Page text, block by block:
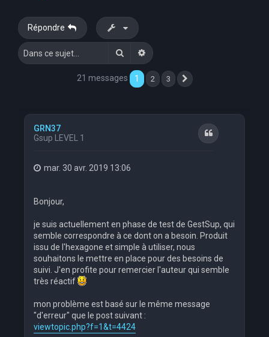
Répondre
RechercherRecherche avancée
21 messages 1 2 3
GRN37
Gsup LEVEL 1
Citation
mar. 30 avr. 2019 13:06
Bonjour,
je suis actuellement en phase de test de GestSup, qui
semble correspondre à ce dont on a besoin. Produit
issu de l'hexagone et simple à utiliser, nous
souhaitons le mettre en place pour des besoins de
suivi. J'en profite pour remercier l'auteur qui semble
très réactif
mon problème est basé sur le même message
"d'erreur" que le post suivant :
viewtopic.php?f=1&t=4424